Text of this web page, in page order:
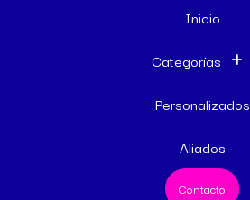
Inicio
Categorías
Personalizados
Aliados
Contacto